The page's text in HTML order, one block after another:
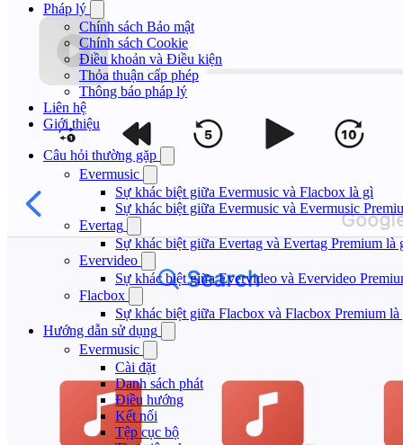
Pháp lý
Chính sách Bảo mật
Chính sách Cookie
Điều khoản và Điều kiện
Thỏa thuận cấp phép
Thông báo pháp lý
Liên hệ
Giới thiệu
Câu hỏi thường gặp
Evermusic
Sự khác biệt giữa Evermusic và Flacbox là gì
Sự khác biệt giữa Evermusic và Evermusic
Evertag
Sự khác biệt giữa Evertag và Evertag Premium là
Evervideo
Sự khác biệt giữa Evervideo và Evervideo
Flacbox
Sự khác biệt giữa Flacbox và Flacbox Premium là
Hướng dẫn sử dụng
Evermusic
Cài đặt
Danh sách phát
Điều hướng
Kết nối
Tệp cục bộ